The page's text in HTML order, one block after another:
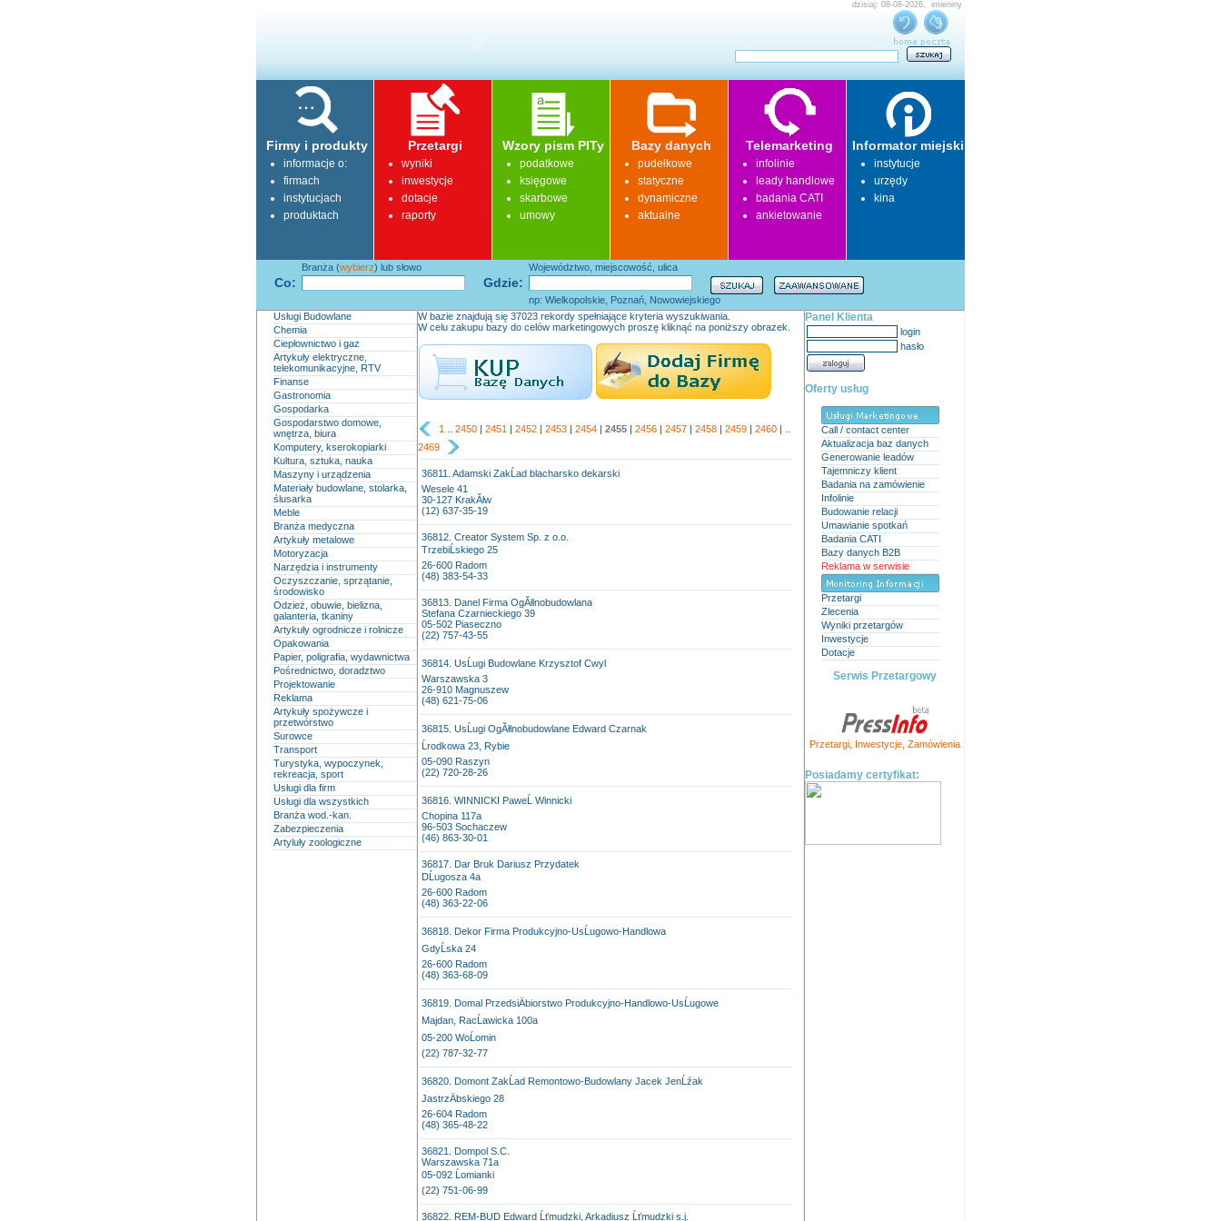
dzisiaj: 08-08-2026, imieniny
Firmy i produkty
informacje o:
firmach
instytucjach
produktach
Przetargi
wyniki
inwestycje
dotacje
raporty
Wzory pism PITy
podatkowe
księgowe
skarbowe
umowy
Bazy danych
pudełkowe
statyczne
dynamiczne
aktualne
Telemarketing
infolinie
leady handlowe
badania CATI
ankietowanie
Informator miejski
instytucje
urzędy
kina
Co: Gdzie:
Branża (wybierz) lub słowo Województwo, miejscowość, ulica
np: Wielkopolskie, Poznań, Nowowiejskiego
Usługi Budowlane
Chemia
Ciepłownictwo i gaz
Artykuły elektryczne,
telekomunikacyjne, RTV
Finanse
Gastronomia
Gospodarka
Gospodarstwo domowe,
wnętrza, biura
Komputery, kserokopiarki
Kultura, sztuka, nauka
Maszyny i urządzenia
Materiały budowlane, stolarka,
ślusarka
Meble
Branża medyczna
Artykuły metalowe
Motoryzacja
Narzędzia i instrumenty
Oczyszczanie, sprzątanie,
środowisko
Odzież, obuwie, bielizna,
galanteria, tkaniny
Artykuły ogrodnicze i rolnicze
Opakowania
Papier, poligrafia, wydawnictwa
Pośrednictwo, doradztwo
Projektowanie
Reklama
Artykuły spożywcze i
przetwórstwo
Surowce
Transport
Turystyka, wypoczynek,
rekreacja, sport
Usługi dla firm
Usługi dla wszystkich
Branża wod.-kan.
Zabezpieczenia
Artyluły zoologiczne
W bazie znajdują się 37023 rekordy spełniające kryteria wyszukiwania.
W celu zakupu bazy do celów marketingowych proszę kliknąć na poniższy obrazek.
1 2450 | 2451 | 2452 | 2453 | 2454 | 2455 | 2456 | 2457 | 2458 | 2459 | 2460 | ..
2469
36811. Adamski ZakĹad blacharsko dekarski
Wesele 41
30-127 KrakĂłw
(12) 637-35-19
36812. Creator System Sp. z o.o.
TrzebiĹskiego 25
26-600 Radom
(48) 383-54-33
36813. Danel Firma OgĂłlnobudowlana
Stefana Czarnieckiego 39
05-502 Piaseczno
(22) 757-43-55
36814. UsĹugi Budowlane Krzysztof Cwyl
Warszawska 3
26-910 Magnuszew
(48) 621-75-06
36815. UsĹugi OgĂłlnobudowlane Edward Czarnak
Ĺrodkowa 23, Rybie
05-090 Raszyn
(22) 720-28-26
36816. WINNICKI PaweĹ Winnicki
Chopina 117a
96-503 Sochaczew
(46) 863-30-01
36817. Dar Bruk Dariusz Przydatek
DĹugosza 4a
26-600 Radom
(48) 363-22-06
36818. Dekor Firma Produkcyjno-UsĹugowo-Handlowa
GdyĹska 24
26-600 Radom
(48) 363-68-09
36819. Domal PrzedsiÄbiorstwo Produkcyjno-Handlowo-UsĹugowe
Majdan, RacĹawicka 100a
05-200 WoĹomin
(22) 787-32-77
36820. Domont ZakĹad Remontowo-Budowlany Jacek JenĹźak
JastrzÄbskiego 28
26-604 Radom
(48) 365-48-22
36821. Dompol S.C.
Warszawska 71a
05-092 Ĺomianki
(22) 751-06-99
36822. REM-BUD Edward Ĺťmudzki, Arkadiusz Ĺťmudzki s.j.
Panel Klienta
login
hasło
Oferty usług
Call / contact center
Aktualizacja baz danych
Generowanie leadów
Tajemniczy klient
Badania na zamówienie
Infolinie
Budowanie relacji
Umawianie spotkań
Badania CATI
Bazy danych B2B
Reklama w serwisie
Przetargi
Zlecenia
Wyniki przetargów
Inwestycje
Dotacje
Serwis Przetargowy
Przetargi, Inwestycje, Zamówienia
Posiadamy certyfikat: